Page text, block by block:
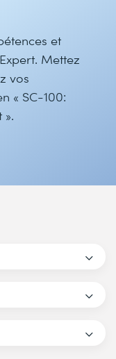
et
Mettez
vos
« SC-100: